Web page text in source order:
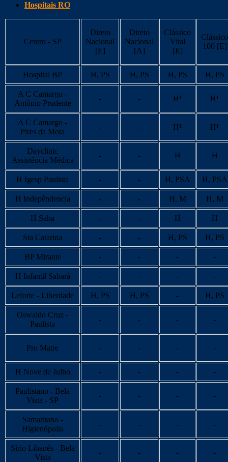
Hospitais RO
Centro - SP
Direto
Nacional
[E]
Direto
Nacional
[A]
Clássico
Vital
[E]
Clássico
100 [E]
Hospital BP H, PS H, PS H, PS H, PS
A C Camargo -
Antônio Prudente
- - H¹ H¹
A C Camargo -
Pires da Mota
- - H¹ H¹
Dayclinic
Assistência Médica
- - H H
H Igesp Paulista - - H, PSA H, PSA
H Indepêndencia - - H, M H, M
H Saha - - H H
Sta Catarina - - H, PS H, PS
BP Mirante - - - -
H Infantil Sabará - - - -
Leforte - Liberdade H, PS H, PS - H, PS
Oswaldo Cruz -
Paulista
- - - -
Pro Matre - - - -
H Nove de Julho - - - -
Paulistano - Bela
Vista - SP
- - - -
Samaritano -
Higienópolis
- - - -
Sírio Libanês - Bela
Vista
- - - -